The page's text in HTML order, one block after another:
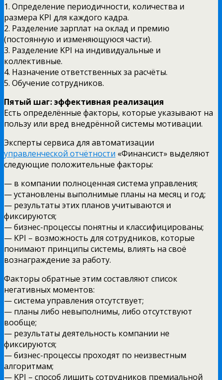
1. Определение периодичности, количества и
размера KPI для каждого кадра.
2. Разделение зарплат на оклад и премию
(постоянную и изменяющуюся части).
3. Разделение KPI на индивидуальные и
коллективные.
4. Назначение ответственных за расчёты.
5. Обучение сотрудников.
Пятый шаг: эффективная реализация
Есть определённые факторы, которые указывают на
пользу или вред внедрённой системы мотивации.
Эксперты сервиса для автоматизации
управленческой отчётности «Финансист» выделяют
следующие положительные факторы:
— в компании полноценная система управления;
— установлены выполнимые планы на месяц и год;
— результаты этих планов учитываются и
фиксируются;
— бизнес-процессы понятны и классифицированы;
— KPI – возможность для сотрудников, которые
понимают принципы системы, влиять на своё
вознаграждение за работу.
Факторы обратные этим составляют список
негативных моментов:
— система управления отсутствует;
— планы либо невыполнимы, либо отсутствуют
вообще;
— результаты деятельность компании не
фиксируются;
— бизнес-процессы проходят по неизвестным
алгоритмам;
— KPI – способ лишить сотрудников премиальной